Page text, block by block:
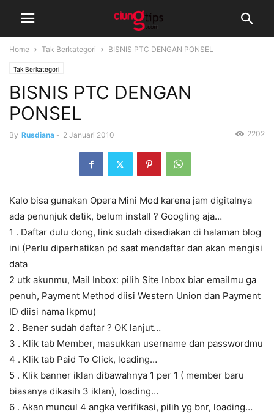
Home Tak Berkategori BISNIS PTC DENGAN PONSEL
Tak Berkategori
BISNIS PTC DENGAN
PONSEL
By Rusdiana - 2 Januari 2010 2202
Kalo bisa gunakan Opera Mini Mod karena jam digitalnya
ada penunjuk detik, belum install ? Googling aja…
1 . Daftar dulu dong, link sudah disediakan di halaman blog
ini (Perlu diperhatikan pd saat mendaftar dan akan mengisi
data
2 utk akunmu, Mail Inbox: pilih Site Inbox biar emailmu ga
penuh, Payment Method diisi Western Union dan Payment
ID diisi nama lkpmu)
2 . Bener sudah daftar ? OK lanjut…
3 . Klik tab Member, masukkan username dan passwordmu
4 . Klik tab Paid To Click, loading…
5 . Klik banner iklan dibawahnya 1 per 1 ( member baru
biasanya dikasih 3 iklan), loading…
6 . Akan muncul 4 angka verifikasi, pilih yg bnr, loading…